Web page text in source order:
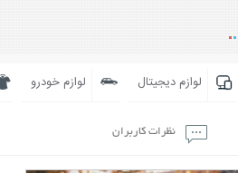
لوازم دیجیتال لوازم خودرو
نظرات کاربران